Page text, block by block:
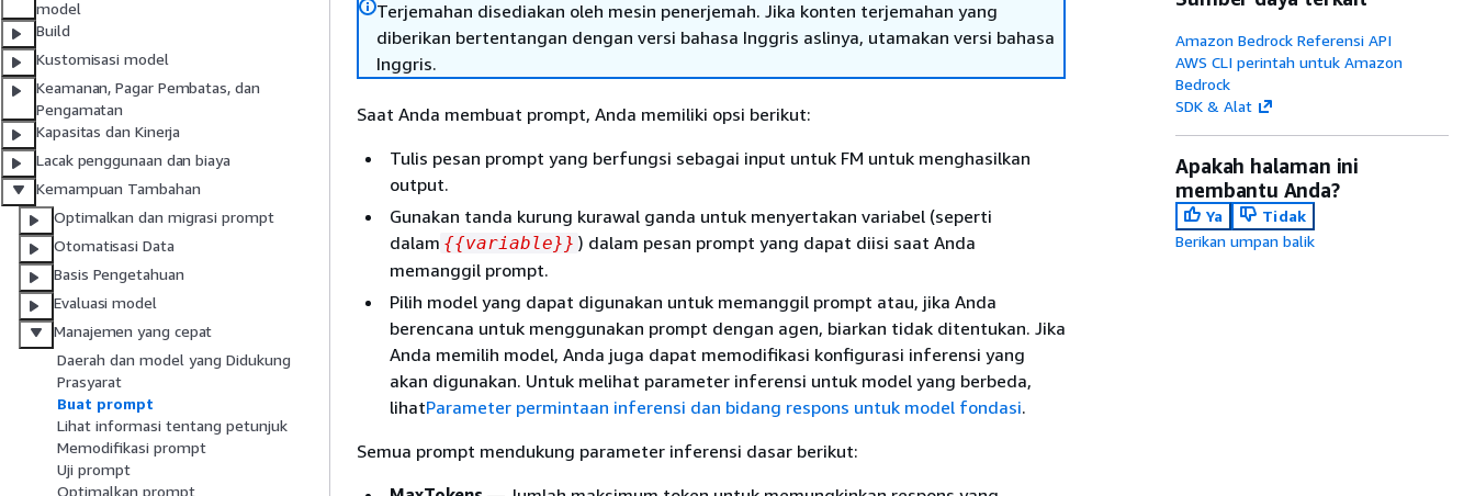
model
Build
Kustomisasi model
Keamanan, Pagar Pembatas, dan
Pengamatan
Kapasitas dan Kinerja
Lacak penggunaan dan biaya
Kemampuan Tambahan
Optimalkan dan migrasi prompt
Otomatisasi Data
Basis Pengetahuan
Evaluasi model
Manajemen yang cepat
Daerah dan model yang Didukung
Prasyarat
Buat prompt
Lihat informasi tentang petunjuk
Memodifikasi prompt
Uji prompt
Optimalkan prompt
Terjemahan disediakan oleh mesin penerjemah. Jika konten terjemahan yang
diberikan bertentangan dengan versi bahasa Inggris aslinya, utamakan versi bahasa
Inggris.
Saat Anda membuat prompt, Anda memiliki opsi berikut:
Tulis pesan prompt yang berfungsi sebagai input untuk FM untuk menghasilkan
output.
Gunakan tanda kurung kurawal ganda untuk menyertakan variabel (seperti
dalam {{variable}} ) dalam pesan prompt yang dapat diisi saat Anda
memanggil prompt.
Pilih model yang dapat digunakan untuk memanggil prompt atau, jika Anda
berencana untuk menggunakan prompt dengan agen, biarkan tidak ditentukan. Jika
Anda memilih model, Anda juga dapat memodifikasi konfigurasi inferensi yang
akan digunakan. Untuk melihat parameter inferensi untuk model yang berbeda,
lihatParameter permintaan inferensi dan bidang respons untuk model fondasi.
Semua prompt mendukung parameter inferensi dasar berikut:
Amazon Bedrock Referensi API
AWS CLI perintah untuk Amazon
Bedrock
SDK & Alat
Apakah halaman ini
membantu Anda?
Ya
Tidak
Berikan umpan balik